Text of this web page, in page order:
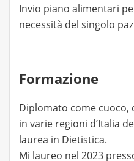
Invio piano alimentari
necessità del singolo
Formazione
Diplomato come cuoco,
in varie regioni d’Italia
laurea in Dietistica.
Mi laureo nel 2023